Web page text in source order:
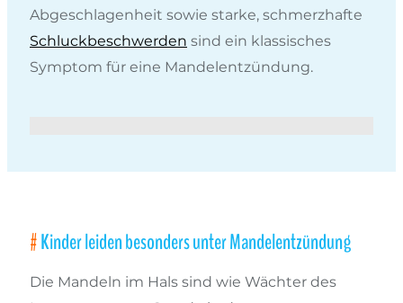
Abgeschlagenheit sowie starke, schmerzhafte
Schluckbeschwerden sind ein klassisches
Symptom für eine Mandelentzündung.
Kinder leiden besonders unter Mandelentzündung
Die Mandeln im Hals sind wie Wächter des